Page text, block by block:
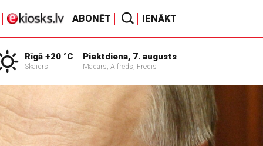
ABONĒT IENĀKT
Rīgā +20 °C
Skaidrs
Piektdiena, 7. augusts
Madars, Alfrēds, Fredis